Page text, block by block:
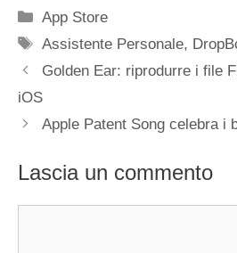
Categorie
App Store
Tag
Assistente Personale,
Golden Ear: riprodurre i file
iOS
Apple Patent Song celebra i
Lascia un commento